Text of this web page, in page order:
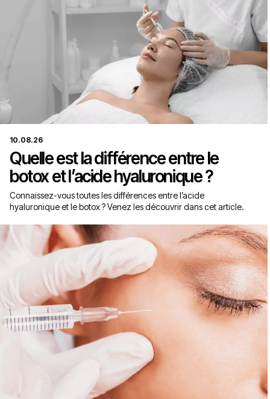
Quelle est la différence entre le
botox et l’acide hyaluronique ?
10.08.26
Connaissez-vous toutes les différences entre l’acide
hyaluronique et le botox ? Venez les découvrir dans cet article.